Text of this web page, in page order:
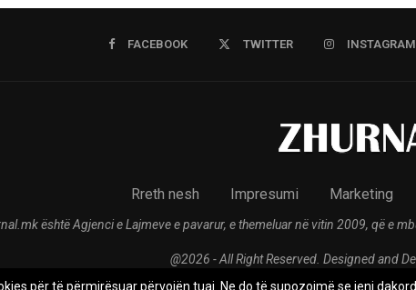
FACEBOOK TWITTER INSTAGRAM
Rreth nesh Impresumi Marketing
është Agjenci e Lajmeve e pavarur, e themeluar në vitin 2009, që e
@2026 - All Right Reserved. Designed and
për të përmirësuar përvojën tuaj. Ne do të supozojmë se jeni